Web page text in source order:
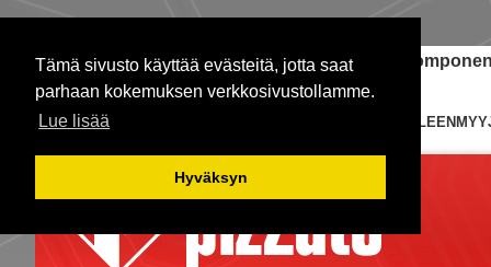
Tämä sivusto käyttää evästeitä, jotta saat
parhaan kokemuksen verkkosivustollamme.
Lue lisää
Hyväksyn
Janome-ompelukoneet Teollisuuden
ETUSIVU